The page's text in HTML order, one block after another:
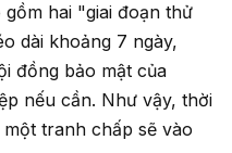
hai "giai đoạn thử
dài khoảng 7 ngày,
đồng bảo mật của
nếu cần. Như vậy, thời
tranh chấp sẽ vào